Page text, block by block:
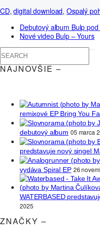
CD,digital download, Ospalý
Debutový album Bulp
Nové video Bulp – Yours
NAJNOVŠIE –
remixové EP Bring You
debutový album 05 marca
predstavuje nový singel
vydáva Spiral EP 26
WATERBASED
2025
ZNAČKY –